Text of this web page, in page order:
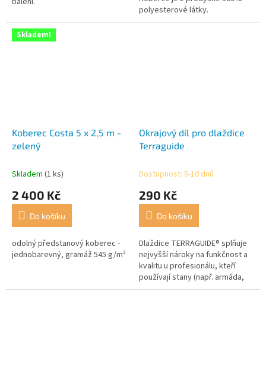
polyesterové látky.
Skladem!
Koberec Costa 5 x 2,5 m -
zelený
Skladem (1 ks)
2 400 Kč
Do košíku
odolný předstanový koberec -
jednobarevný, gramáž 545 g/m²
Okrajový díl pro dlaždice
Terraguide
Dostupnost: 5-10 dnů
290 Kč
Do košíku
Dlaždice TERRAGUIDE® splňuje
nejvyšší nároky na funkčnost a
kvalitu u profesionálu, kteří
používají stany (např. armáda,
záchranné složky a